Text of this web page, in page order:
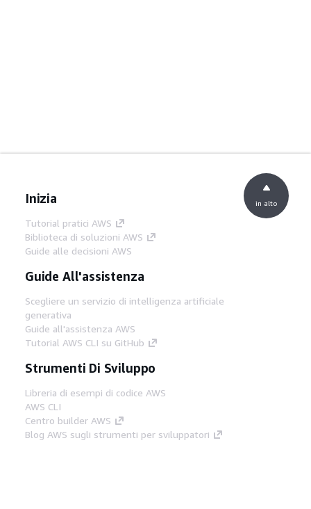
Inizia
Tutorial pratici AWS
Biblioteca di soluzioni AWS
Guide alle decisioni AWS
Guide All'assistenza
Scegliere un servizio di intelligenza artificiale
generativa
Guide all'assistenza AWS
Tutorial AWS CLI su GitHub
Strumenti Di Sviluppo
Libreria di esempi di codice AWS
AWS CLI
Centro builder AWS
Blog AWS sugli strumenti per sviluppatori
in alto